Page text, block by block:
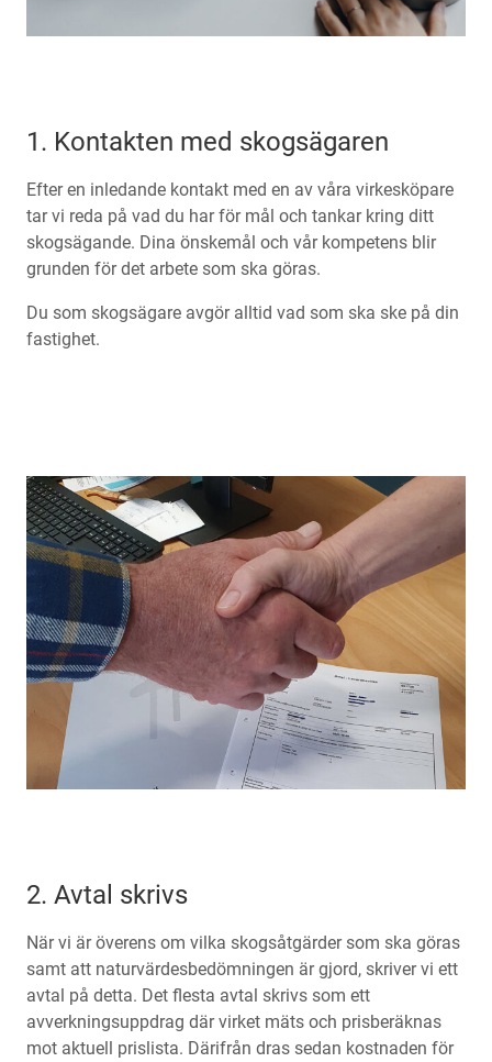
1. Kontakten med skogsägaren
Efter en inledande kontakt med en av våra virkesköpare
tar vi reda på vad du har för mål och tankar kring ditt
skogsägande. Dina önskemål och vår kompetens blir
grunden för det arbete som ska göras.
Du som skogsägare avgör alltid vad som ska ske på din
fastighet.
2. Avtal skrivs
När vi är överens om vilka skogsåtgärder som ska göras
samt att naturvärdesbedömningen är gjord, skriver vi ett
avtal på detta. Det flesta avtal skrivs som ett
avverkningsuppdrag där virket mäts och prisberäknas
mot aktuell prislista. Därifrån dras sedan kostnaden för